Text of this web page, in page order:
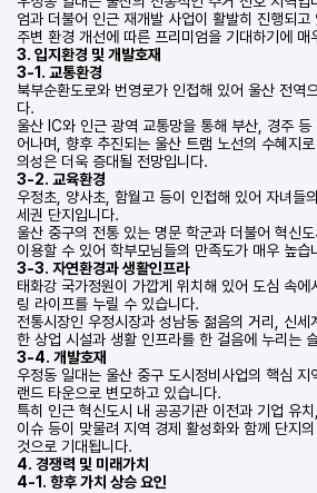
엄과 더불어 인근 재개발 사업이 활발히 진행되
주변 환경 개선에 따른 프리미엄을 기대하기에 매
3. 입지환경 및 개발호재
3-1. 교통환경
북부순환도로와 번영로가 인접해 있어 울산 전역
다.
울산 IC와 인근 광역 교통망을 통해 부산, 경주 등
어나며, 향후 추진되는 울산 트램 노선의 수혜지
의성은 더욱 증대될 전망입니다.
3-2. 교육환경
우정초, 양사초, 함월고 등이 인접해 있어 자녀들
세권 단지입니다.
울산 중구의 전통 있는 명문 학군과 더불어 혁신
이용할 수 있어 학부모님들의 만족도가 매우 높습
3-3. 자연환경과 생활인프라
태화강 국가정원이 가깝게 위치해 있어 도심 속에
링 라이프를 누릴 수 있습니다.
전통시장인 우정시장과 성남동 젊음의 거리, 신세
한 상업 시설과 생활 인프라를 한 걸음에 누리는
3-4. 개발호재
우정동 일대는 울산 중구 도시정비사업의 핵심
랜드 타운으로 변모하고 있습니다.
특히 인근 혁신도시 내 공공기관 이전과 기업 유
이슈 등이 맞물려 지역 경제 활성화와 함께 단지
것으로 기대됩니다.
4. 경쟁력 및 미래가치
4-1. 향후 가치 상승 요인